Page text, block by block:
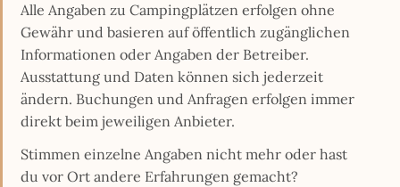
Alle Angaben zu Campingplätzen erfolgen ohne
Gewähr und basieren auf öffentlich zugänglichen
Informationen oder Angaben der Betreiber.
Ausstattung und Daten können sich jederzeit
ändern. Buchungen und Anfragen erfolgen immer
direkt beim jeweiligen Anbieter.
Stimmen einzelne Angaben nicht mehr oder hast
du vor Ort andere Erfahrungen gemacht?